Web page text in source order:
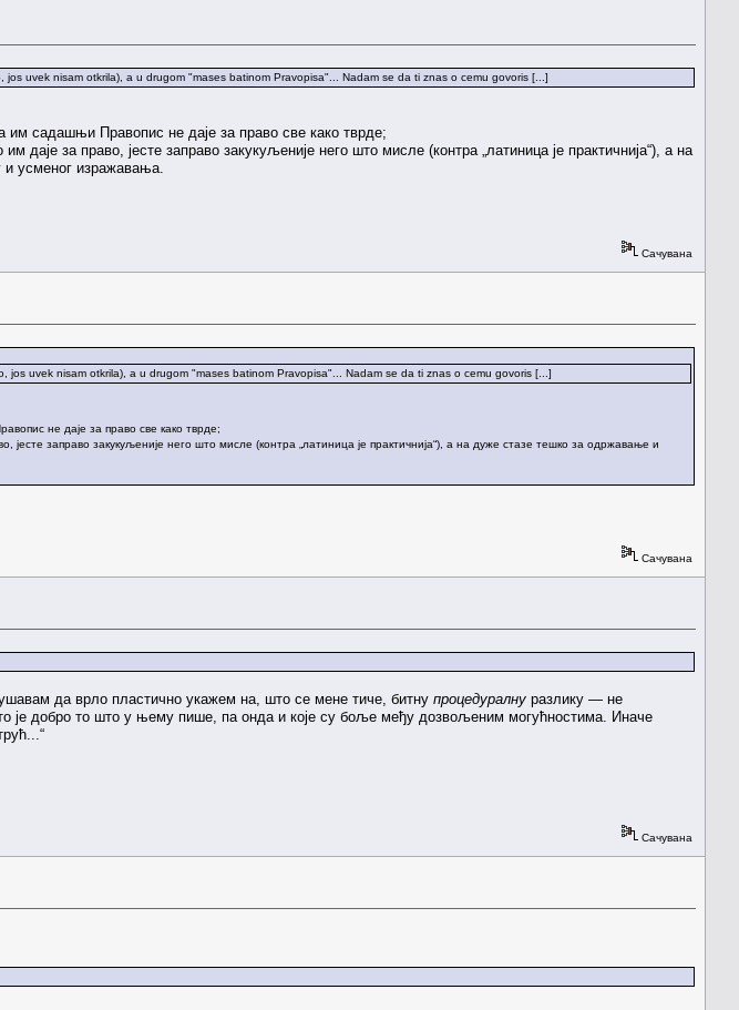
uvek nisam otkrila), a u drugom "mases batinom Pravopisa"... Nadam se da ti znas o cemu govoris [...]
садашњи Правопис не даје за право све како тврде;
даје за право, јесте заправо закукуљеније него што мисле (контра „латиница је практичнија“), а на
усменог изражавања.
Сачувана
uvek nisam otkrila), a u drugom "mases batinom Pravopisa"... Nadam se da ti znas o cemu govoris [...]
не даје за право све како тврде;
јесте заправо закукуљеније него што мисле (контра „латиница је практичнија“), а на дуже стазе тешко за одржавање и
Сачувана
да врло пластично укажем на, што се мене тиче, битну процедуралну разлику — не
је добро то што у њему пише, па онда и које су боље међу дозвољеним могућностима. Иначе
Сачувана